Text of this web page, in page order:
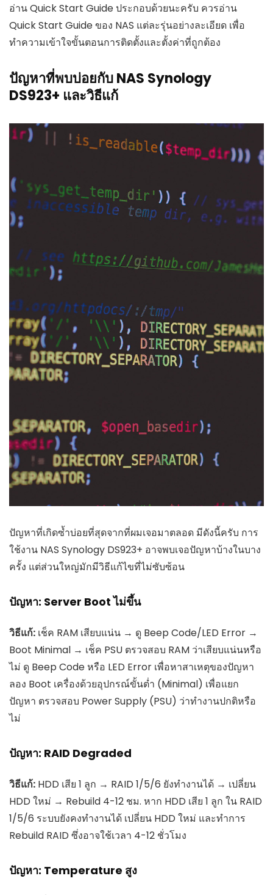
อ่าน Quick Start Guide ประกอบด้วยนะครับ ควรอ่าน
Quick Start Guide ของ NAS แต่ละรุ่นอย่างละเอียด เพื่อ
ทำความเข้าใจขั้นตอนการติดตั้งและตั้งค่าที่ถูกต้อง
ปัญหาที่พบบ่อยกับ NAS Synology
DS923+ และวิธีแก้
ปัญหาที่เกิดซ้ำบ่อยที่สุดจากที่ผมเจอมาตลอด มีดังนี้ครับ การ
ใช้งาน NAS Synology DS923+ อาจพบเจอปัญหาบ้างในบาง
ครั้ง แต่ส่วนใหญ่มักมีวิธีแก้ไขที่ไม่ซับซ้อน
ปัญหา: Server Boot ไม่ขึ้น
วิธีแก้: เช็ค RAM เสียบแน่น → ดู Beep Code/LED Error →
Boot Minimal → เช็ค PSU ตรวจสอบ RAM ว่าเสียบแน่นหรือ
ไม่ ดู Beep Code หรือ LED Error เพื่อหาสาเหตุของปัญหา
ลอง Boot เครื่องด้วยอุปกรณ์ขั้นต่ำ (Minimal) เพื่อแยก
ปัญหา ตรวจสอบ Power Supply (PSU) ว่าทำงานปกติหรือ
ไม่
ปัญหา: RAID Degraded
วิธีแก้: HDD เสีย 1 ลูก → RAID 1/5/6 ยังทำงานได้ → เปลี่ยน
HDD ใหม่ → Rebuild 4-12 ชม. หาก HDD เสีย 1 ลูก ใน RAID
1/5/6 ระบบยังคงทำงานได้ เปลี่ยน HDD ใหม่ และทำการ
Rebuild RAID ซึ่งอาจใช้เวลา 4-12 ชั่วโมง
ปัญหา: Temperature สูง